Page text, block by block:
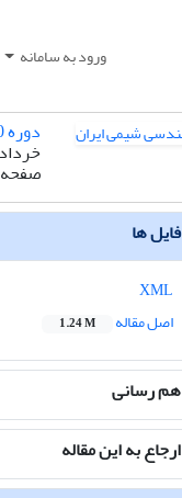
ورود به سامانه
دوره 20، شماره 115
خرداد
صفحه
فایل ها
اصل مقاله
1.24 M
هم رسانی
ارجاع به این مقاله